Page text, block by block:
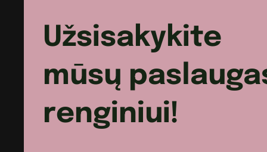
Užsisakykite
mūsų
renginiui!